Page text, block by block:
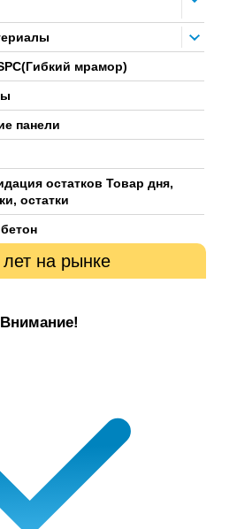
мрамор)
панели
остатков Товар дня,
остатки
на рынке
Внимание!